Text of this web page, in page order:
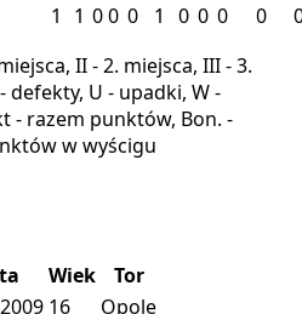
1
1 00 0 1 0 0 0 0
II - 2. miejsca, III - 3.
defekty, U - upadki, W -
- razem punktów, Bon. -
w wyścigu
Wiek
Tor
16
Opole